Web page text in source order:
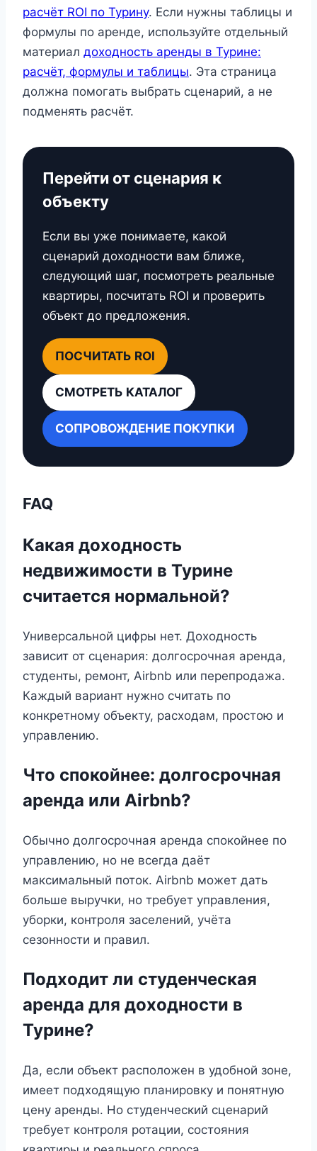
расчёт ROI по Турину. Если нужны таблицы и
формулы по аренде, используйте отдельный
материал доходность аренды в Турине:
расчёт, формулы и таблицы. Эта страница
должна помогать выбрать сценарий, а не
подменять расчёт.
Перейти от сценария к
объекту
Если вы уже понимаете, какой
сценарий доходности вам ближе,
следующий шаг, посмотреть реальные
квартиры, посчитать ROI и проверить
объект до предложения.
ПОСЧИТАТЬ ROI
СМОТРЕТЬ КАТАЛОГ
СОПРОВОЖДЕНИЕ ПОКУПКИ
FAQ
Какая доходность
недвижимости в Турине
считается нормальной?
Универсальной цифры нет. Доходность
зависит от сценария: долгосрочная аренда,
студенты, ремонт, Airbnb или перепродажа.
Каждый вариант нужно считать по
конкретному объекту, расходам, простою и
управлению.
Что спокойнее: долгосрочная
аренда или Airbnb?
Обычно долгосрочная аренда спокойнее по
управлению, но не всегда даёт
максимальный поток. Airbnb может дать
больше выручки, но требует управления,
уборки, контроля заселений, учёта
сезонности и правил.
Подходит ли студенческая
аренда для доходности в
Турине?
Да, если объект расположен в удобной зоне,
имеет подходящую планировку и понятную
цену аренды. Но студенческий сценарий
требует контроля ротации, состояния